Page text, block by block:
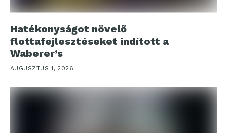
Hatékonyságot növelő
flottafejlesztéseket indított a
Waberer’s
AUGUSZTUS 1, 2026